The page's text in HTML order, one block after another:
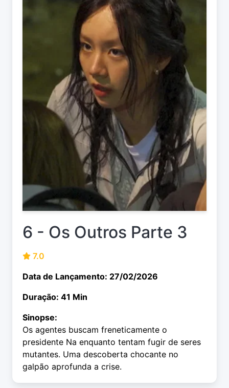
6 - Os Outros Parte 3
7.0
Data de Lançamento: 27/02/2026
Duração: 41 Min
Sinopse:
Os agentes buscam freneticamente o
presidente Na enquanto tentam fugir de seres
mutantes. Uma descoberta chocante no
galpão aprofunda a crise.